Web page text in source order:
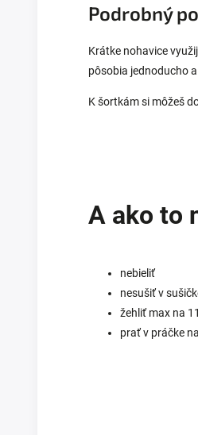
Podrobný
Krátke nohavice
pôsobia jednoducho
K šortkám si môžeš
A ako to
nebieliť
nesušiť v
žehliť max na
prať v práčke